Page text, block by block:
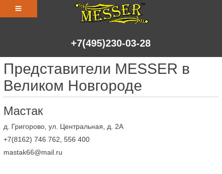
+7(495)230-03-28
Представители MESSER в
Великом Новгороде
Мастак
д. Григорово, ул. Центральная, д. 2А
+7(8162) 746 762, 556 400
mastak66@mail.ru